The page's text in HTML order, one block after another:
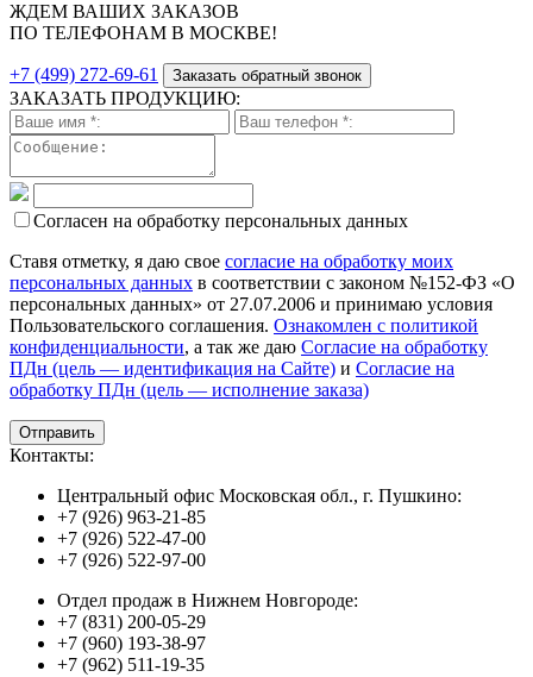
ЖДЕМ ВАШИХ ЗАКАЗОВ
ПО ТЕЛЕФОНАМ В МОСКВЕ!
+7 (499) 272-69-61 Заказать обратный звонок
ЗАКАЗАТЬ ПРОДУКЦИЮ:
Согласен на обработку персональных данных
Ставя отметку, я даю свое согласие на обработку моих
персональных данных в соответствии с законом №152-ФЗ «О
персональных данных» от 27.07.2006 и принимаю условия
Пользовательского соглашения. Ознакомлен с политикой
конфиденциальности, а так же даю Согласие на обработку
ПДн (цель — идентификация на Сайте) и Согласие на
обработку ПДн (цель — исполнение заказа)
Контакты:
Центральный офис Московская обл., г. Пушкино:
+7 (926) 963-21-85
+7 (926) 522-47-00
+7 (926) 522-97-00
Отдел продаж в Нижнем Новгороде:
+7 (831) 200-05-29
+7 (960) 193-38-97
+7 (962) 511-19-35